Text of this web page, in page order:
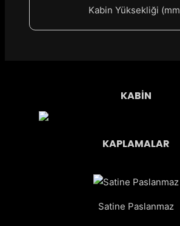
Kabin Yüksekliği
KABİN
KAPLAMALAR
Satine Paslanmaz